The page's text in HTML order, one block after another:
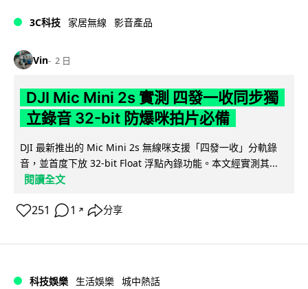
3C科技 家居無線 影音產品
Vin 2 日
DJI Mic Mini 2s 實測 四發一收同步獨
立錄音 32-bit 防爆咪拍片必備
DJI 最新推出的 Mic Mini 2s 無線咪支援「四發一收」分軌錄
音，並首度下放 32-bit Float 浮點內錄功能。本文經實測其...
閱讀全文
251 1 ↗ 分享
科技娛樂 生活娛樂 城中熱話